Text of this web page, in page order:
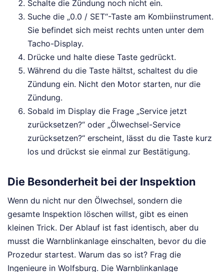
Schalte die Zündung noch nicht ein.
Suche die „0.0 / SET“-Taste am Kombiinstrument.
Sie befindet sich meist rechts unten unter dem
Tacho-Display.
Drücke und halte diese Taste gedrückt.
Während du die Taste hältst, schaltest du die
Zündung ein. Nicht den Motor starten, nur die
Zündung.
Sobald im Display die Frage „Service jetzt
zurücksetzen?“ oder „Ölwechsel-Service
zurücksetzen?“ erscheint, lässt du die Taste kurz
los und drückst sie einmal zur Bestätigung.
Die Besonderheit bei der Inspektion
Wenn du nicht nur den Ölwechsel, sondern die
gesamte Inspektion löschen willst, gibt es einen
kleinen Trick. Der Ablauf ist fast identisch, aber du
musst die Warnblinkanlage einschalten, bevor du die
Prozedur startest. Warum das so ist? Frag die
Ingenieure in Wolfsburg. Die Warnblinkanlage